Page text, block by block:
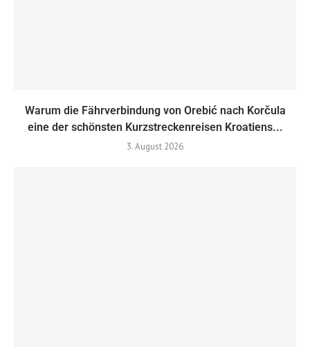
Warum die Fährverbindung von Orebić nach Korčula
eine der schönsten Kurzstreckenreisen Kroatiens...
3. August 2026